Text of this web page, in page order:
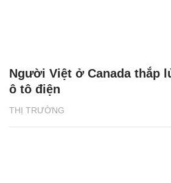
THỊ TRƯỜNG
Người Việt ở Canada thắp
ô tô điện